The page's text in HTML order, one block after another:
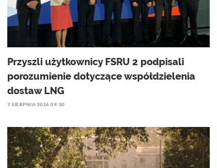
Przyszli użytkownicy FSRU 2 podpisali
porozumienie dotyczące współdzielenia
dostaw LNG
7 SIERPNIA 2026 09:30